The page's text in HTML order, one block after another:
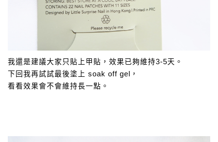
我還是建議大家只貼上甲貼，效果已夠維持3-5天。
下回我再試試最後塗上 soak off gel，
看看效果會不會維持長一點。